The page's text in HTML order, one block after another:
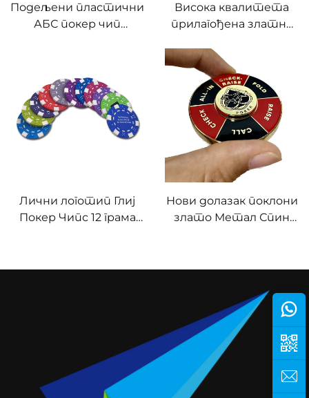
Подељени пластични
АБС покер чип
чипови
Висока квалитета
прилагођена златна
Кристал сувенир
метална картица
Лични логотип Глиј
Покер Чипс 12 грама
Казино Чип
Нови долазак поклони
злато Метал Спин
лого сувенир Ротате